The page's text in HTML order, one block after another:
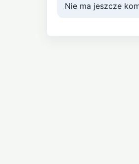
Nie ma jeszcze